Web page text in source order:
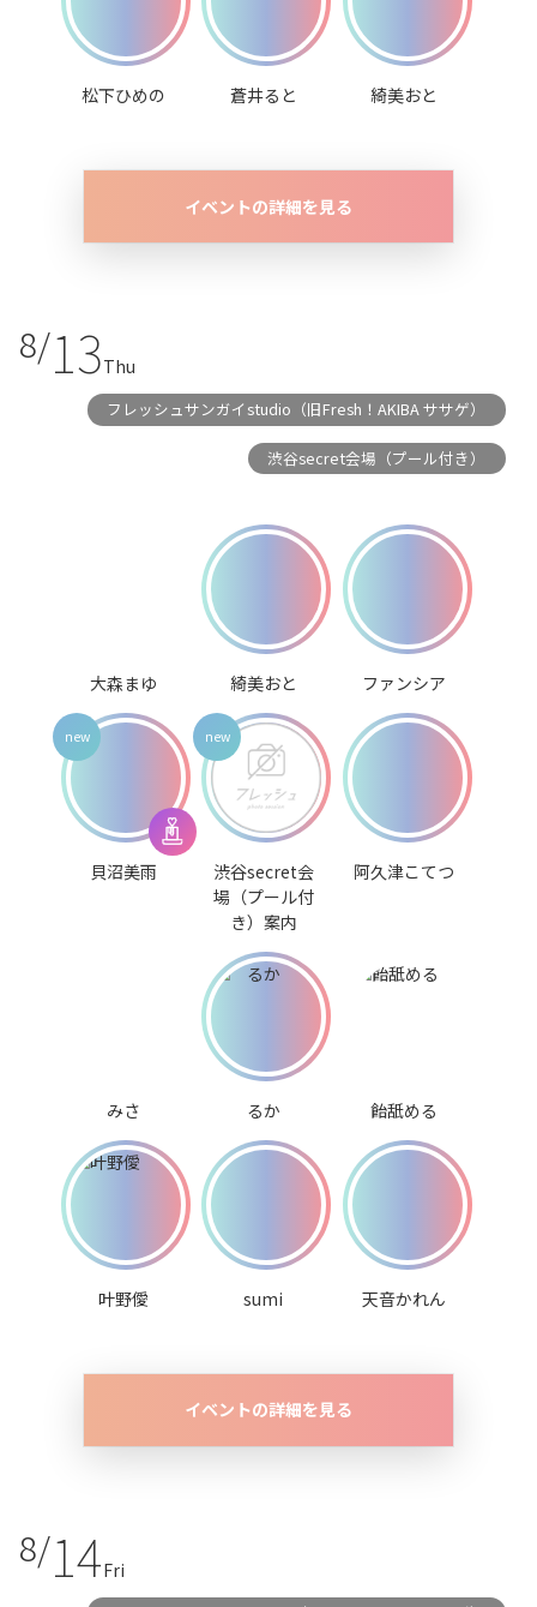
松下ひめの 蒼井ると 綺美おと
イベントの詳細を見る
8/13Thu
フレッシュサンガイstudio（旧Fresh！AKIBA ササゲ）
渋谷secret会場（プール付き）
大森まゆ 綺美おと ファンシア
貝沼美雨
渋谷secret会
場（プール付
き）案内
阿久津こてつ
みさ るか 飴舐める
叶野僾 sumi 天音かれん
イベントの詳細を見る
8/14Fri